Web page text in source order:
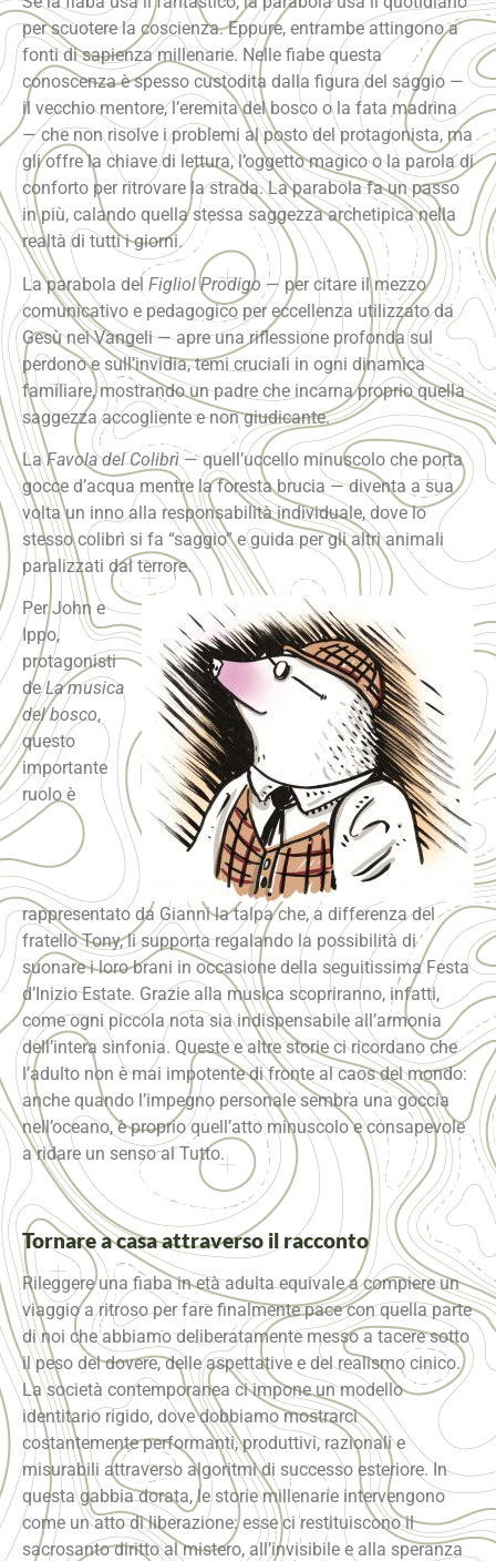
per scuotere la coscienza. Eppure, entrambe attingono a
fonti di sapienza millenarie. Nelle fiabe questa
conoscenza è spesso custodita dalla figura del saggio —
il vecchio mentore, l’eremita del bosco o la fata madrina
— che non risolve i problemi al posto del protagonista, ma
gli offre la chiave di lettura, l’oggetto magico o la parola di
conforto per ritrovare la strada. La parabola fa un passo
in più, calando quella stessa saggezza archetipica nella
realtà di tutti i giorni.
La parabola del Figliol Prodigo — per citare il mezzo
comunicativo e pedagogico per eccellenza utilizzato da
Gesù nei Vangeli — apre una riflessione profonda sul
perdono e sull’invidia, temi cruciali in ogni dinamica
familiare, mostrando un padre che incarna proprio quella
saggezza accogliente e non giudicante.
LaFavola del Colibrì— quell’uccello minuscolo che porta
gocce d’acqua mentre la foresta brucia — diventa a sua
volta un inno alla responsabilità individuale, dove lo
stesso colibrì si fa “saggio” e guida per gli altri animali
paralizzati dal terrore.
Per John e
Ippo,
protagonisti
deLa musica
del bosco,
questo
importante
ruolo è
rappresentato da Gianni la talpa che, a differenza del
fratello Tony, li supporta regalando la possibilità di
suonare i loro brani in occasione della seguitissima Festa
d’Inizio Estate. Grazie alla musica scopriranno, infatti,
come ogni piccola nota sia indispensabile all’armonia
dell’intera sinfonia. Queste e altre storie ci ricordano che
l’adulto non è mai impotente di fronte al caos del mondo:
anche quando l’impegno personale sembra una goccia
nell’oceano, è proprio quell’atto minuscolo e consapevole
a ridare un senso al Tutto.
Tornare a casa attraverso il racconto
Rileggere una fiaba in età adulta equivale a compiere un
viaggio a ritroso per fare finalmente pace con quella parte
di noi che abbiamo deliberatamente messo a tacere sotto
il peso del dovere, delle aspettative e del realismo cinico.
La società contemporanea ci impone un modello
identitario rigido, dove dobbiamo mostrarci
costantemente performanti, produttivi, razionali e
misurabili attraverso algoritmi di successo esteriore. In
questa gabbia dorata, le storie millenarie intervengono
come un atto di liberazione: esse ci restituiscono il
sacrosanto diritto al mistero, all’invisibile e alla speranza